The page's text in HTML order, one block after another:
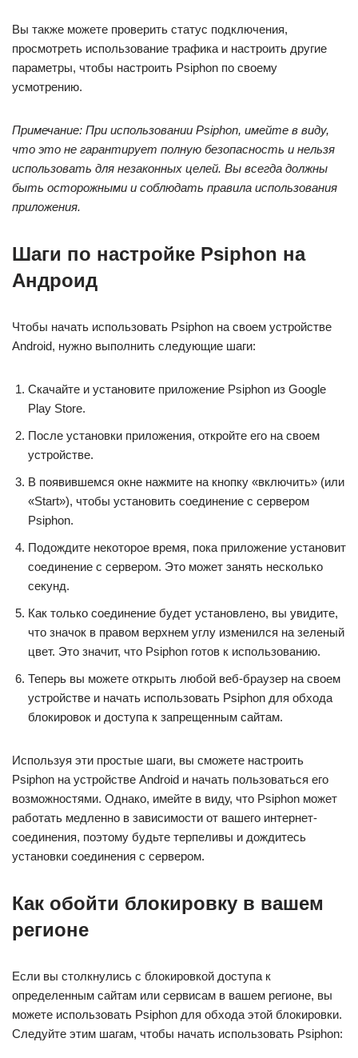
Вы также можете проверить статус подключения,
просмотреть использование трафика и настроить другие
параметры, чтобы настроить Psiphon по своему
усмотрению.
Примечание: При использовании Psiphon, имейте в виду,
что это не гарантирует полную безопасность и нельзя
использовать для незаконных целей. Вы всегда должны
быть осторожными и соблюдать правила использования
приложения.
Шаги по настройке Psiphon на
Андроид
Чтобы начать использовать Psiphon на своем устройстве
Android, нужно выполнить следующие шаги:
Скачайте и установите приложение Psiphon из Google
Play Store.
После установки приложения, откройте его на своем
устройстве.
В появившемся окне нажмите на кнопку «включить» (или
«Start»), чтобы установить соединение с сервером
Psiphon.
Подождите некоторое время, пока приложение установит
соединение с сервером. Это может занять несколько
секунд.
Как только соединение будет установлено, вы увидите,
что значок в правом верхнем углу изменился на зеленый
цвет. Это значит, что Psiphon готов к использованию.
Теперь вы можете открыть любой веб-браузер на своем
устройстве и начать использовать Psiphon для обхода
блокировок и доступа к запрещенным сайтам.
Используя эти простые шаги, вы сможете настроить
Psiphon на устройстве Android и начать пользоваться его
возможностями. Однако, имейте в виду, что Psiphon может
работать медленно в зависимости от вашего интернет-
соединения, поэтому будьте терпеливы и дождитесь
установки соединения с сервером.
Как обойти блокировку в вашем
регионе
Если вы столкнулись с блокировкой доступа к
определенным сайтам или сервисам в вашем регионе, вы
можете использовать Psiphon для обхода этой блокировки.
Следуйте этим шагам, чтобы начать использовать Psiphon: